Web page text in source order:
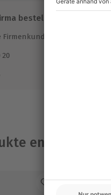
(vegetarisch, vegan) auf
dem Anlass entsprechend
bestellen?
Vorteile.
20
entdecken